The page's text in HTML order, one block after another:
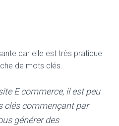
car elle est très pratique
de mots clés.
E commerce, il est peu
clés commençant par
générer des